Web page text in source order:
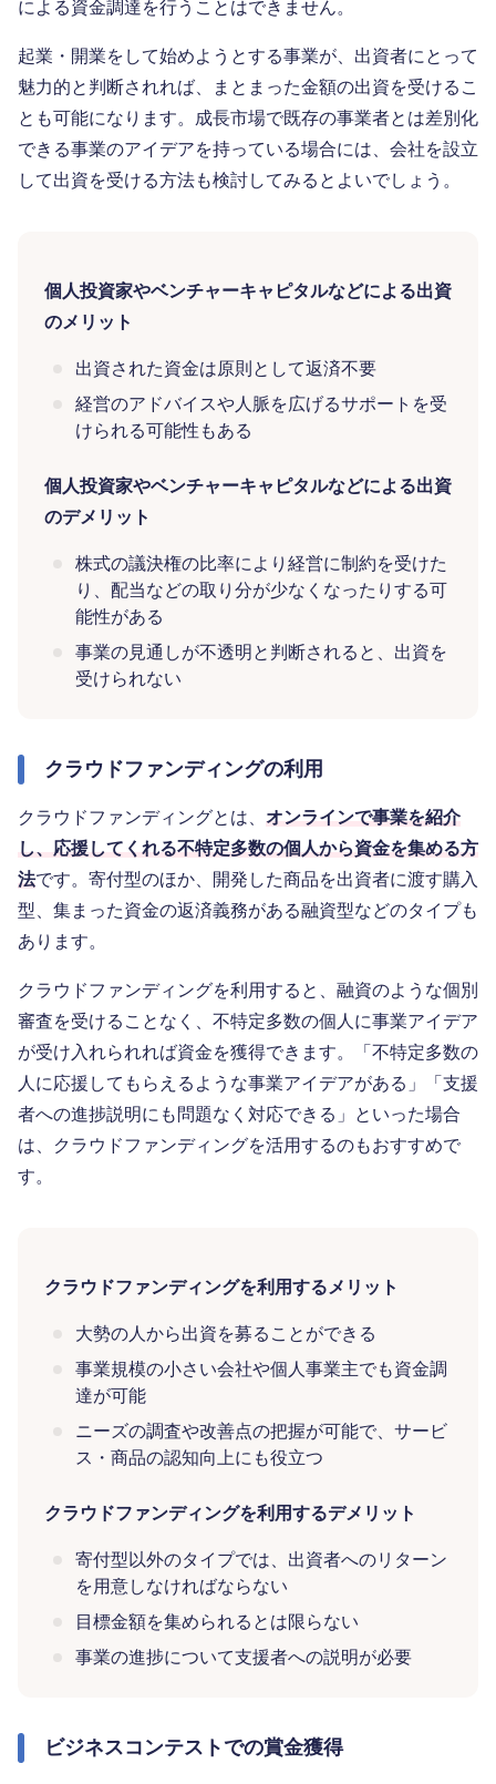
による資金調達を行うことはできません。
起業・開業をして始めようとする事業が、出資者にとって
魅力的と判断されれば、まとまった金額の出資を受けるこ
とも可能になります。成長市場で既存の事業者とは差別化
できる事業のアイデアを持っている場合には、会社を設立
して出資を受ける方法も検討してみるとよいでしょう。
個人投資家やベンチャーキャピタルなどによる出資
のメリット
出資された資金は原則として返済不要
経営のアドバイスや人脈を広げるサポートを受
けられる可能性もある
個人投資家やベンチャーキャピタルなどによる出資
のデメリット
株式の議決権の比率により経営に制約を受けた
り、配当などの取り分が少なくなったりする可
能性がある
事業の見通しが不透明と判断されると、出資を
受けられない
クラウドファンディングの利用
クラウドファンディングとは、 オンラインで事業を紹介
し、応援してくれる不特定多数の個人から資金を集める方
法です。寄付型のほか、開発した商品を出資者に渡す購入
型、集まった資金の返済義務がある融資型などのタイプも
あります。
クラウドファンディングを利用すると、融資のような個別
審査を受けることなく、不特定多数の個人に事業アイデア
が受け入れられれば資金を獲得できます。「不特定多数の
人に応援してもらえるような事業アイデアがある」「支援
者への進捗説明にも問題なく対応できる」といった場合
は、クラウドファンディングを活用するのもおすすめで
す。
クラウドファンディングを利用するメリット
大勢の人から出資を募ることができる
事業規模の小さい会社や個人事業主でも資金調
達が可能
ニーズの調査や改善点の把握が可能で、サービ
ス・商品の認知向上にも役立つ
クラウドファンディングを利用するデメリット
寄付型以外のタイプでは、出資者へのリターン
を用意しなければならない
目標金額を集められるとは限らない
事業の進捗について支援者への説明が必要
ビジネスコンテストでの賞金獲得